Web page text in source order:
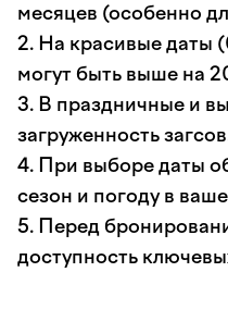
месяцев (особенно
2. На красивые даты
могут быть выше на
3. В праздничные и
загруженность
4. При выборе даты
сезон и погоду в
5. Перед
доступность